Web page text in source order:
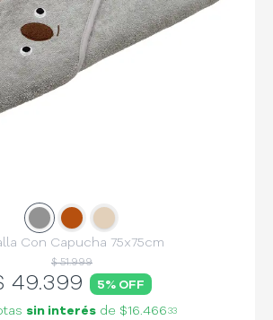
Slide 1
Slide 2
Slide
Con Capucha 75x75cm
$ 51.999
49.399 5% OFF
sin interésde $16.466 33